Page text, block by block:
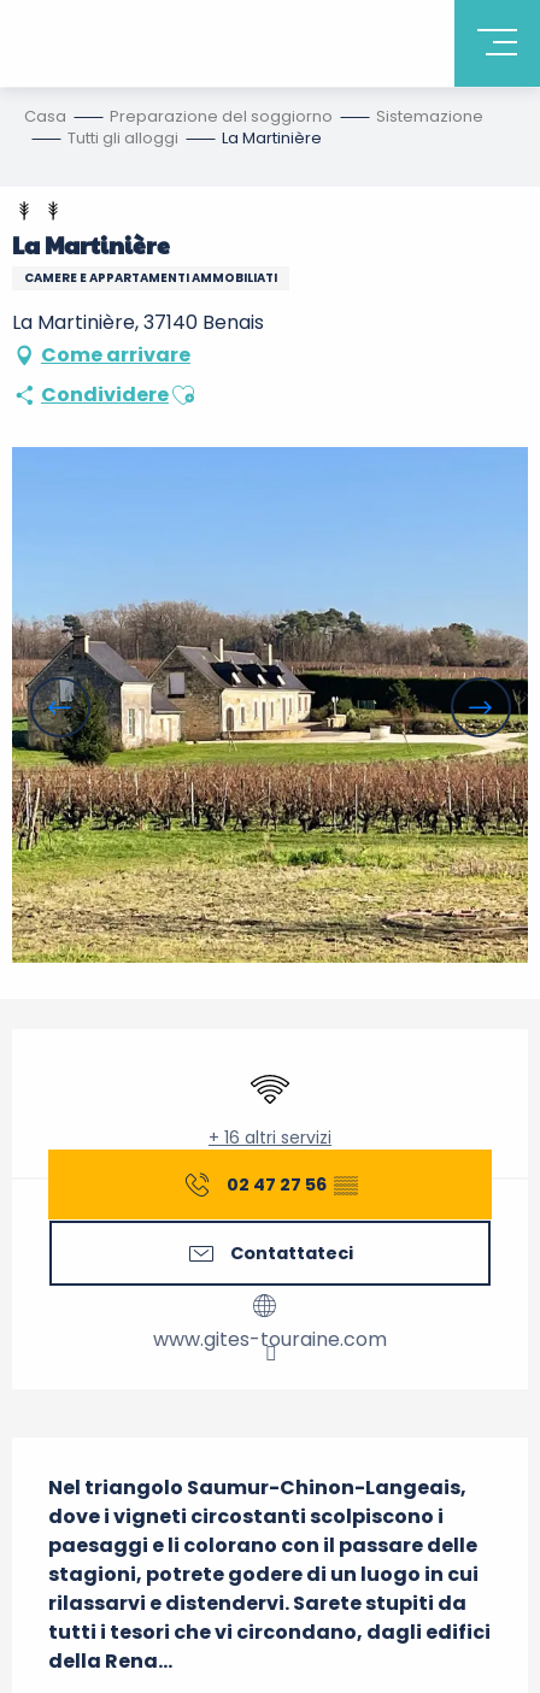
Casa Preparazione del soggiorno
Sistemazione
Tutti gli alloggi
La Martinière
La Martinière
CAMERE E APPARTAMENTI AMMOBILIATI
La Martinière, 37140 Benais
Come arrivare
CondividereAjouter aux favoris
Wi-Fi
+ 16 altri servizi
02 47 27 56 ▒▒
Contattateci
www.gites-touraine.com
Nel triangolo Saumur-Chinon-Langeais,
dove i vigneti circostanti scolpiscono i
paesaggi e li colorano con il passare delle
stagioni, potrete godere di un luogo in cui
rilassarvi e distendervi. Sarete stupiti da
tutti i tesori che vi circondano, dagli edifici
della Rena...